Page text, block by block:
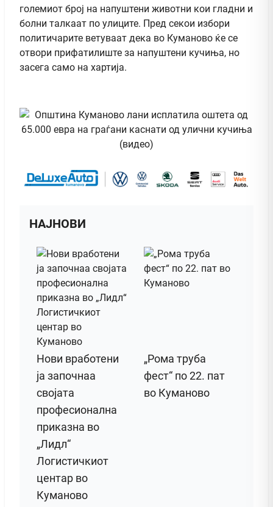
големиот број на напуштени животни кои гладни и
болни талкаат по улиците. Пред секои избори
политичарите ветуваат дека во Куманово ќе се
отвори прифатилиште за напуштени кучиња, но
засега само на хартија.
НАЈНОВИ
Нови вработени
ја започнаа
својата
професионална
приказна во
„Лидл“
Логистичкиот
центар во
Куманово
„Рома труба
фест“ по 22. пат
во Куманово